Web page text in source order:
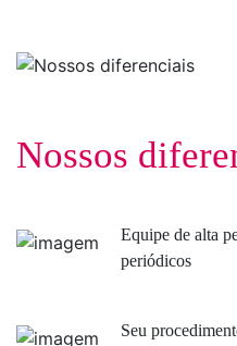
Nossos
Equipe de alta
periódicos
Seu